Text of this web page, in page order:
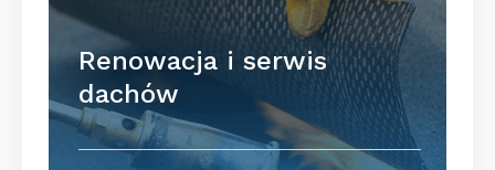
Renowacja i serwis
dachów